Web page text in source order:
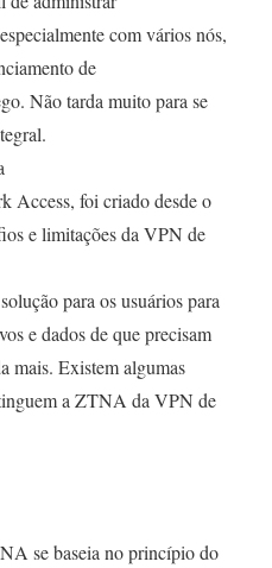
com vários nós,
de
Não tarda muito para se
Access, foi criado desde o
e limitações da VPN de
para os usuários para
e dados de que precisam
mais. Existem algumas
a ZTNA da VPN de
se baseia no princípio do